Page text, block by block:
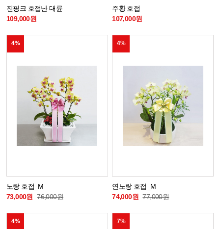
진핑크 호접난 대륜
109,000원
주황 호접
107,000원
4%
노랑 호접_M
73,000원 76,000원
4%
연노랑 호접_M
74,000원 77,000원
4% 7%